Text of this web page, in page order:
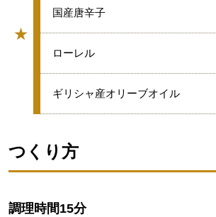
★
グループ
★
国産唐辛子
★
ローレル
★
ギリシャ産オリーブオイル
つくり方
調理時間15分